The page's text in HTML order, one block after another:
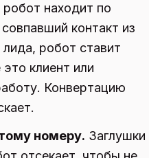
находит по
контакт из
робот ставит
клиент или
Конвертацию
номеру. Заглушки